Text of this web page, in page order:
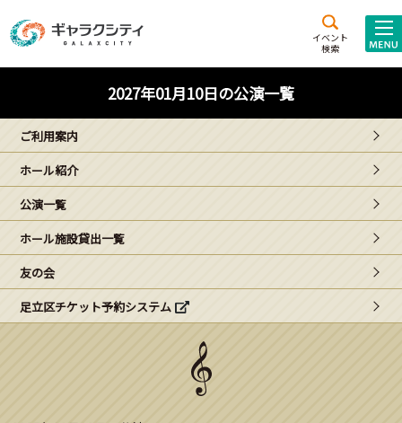
イベント
検索
施設案内
西新井
文化ホール
ギャラクシティとは
こどもみーてぃんぐ
Gがくえん
ブランドからのお知らせ
2027年01月10日の公演一覧
ご利用案内
ホール紹介
公演一覧
ホール施設貸出一覧
友の会
足立区チケット予約システム